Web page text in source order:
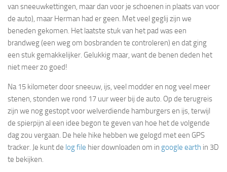
van sneeuwkettingen, maar dan voor je schoenen in plaats van voor
de auto), maar Herman had er geen. Met veel geglij zijn we
beneden gekomen. Het laatste stuk van het pad was een
brandweg (een weg om bosbranden te controleren) en dat ging
een stuk gemakkelijker. Gelukkig maar, want de benen deden het
niet meer zo goed!
Na 15 kilometer door sneeuw, ijs, veel modder en nog veel meer
stenen, stonden we rond 17 uur weer bij de auto. Op de terugreis
zijn we nog gestopt voor welverdiende hamburgers en ijs, terwijl
de spierpijn al een idee begon te geven van hoe het de volgende
dag zou vergaan. De hele hike hebben we gelogd met een GPS
tracker. Je kunt de log file hier downloaden om in google earth in 3D
te bekijken.